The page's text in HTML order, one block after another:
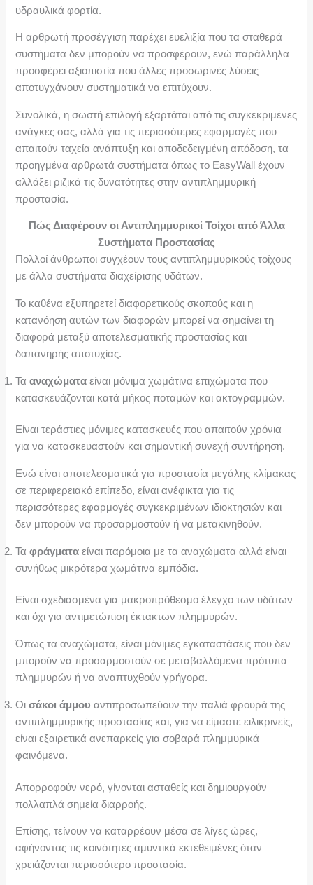
υδραυλικά φορτία.
Η αρθρωτή προσέγγιση παρέχει ευελιξία που τα σταθερά
συστήματα δεν μπορούν να προσφέρουν, ενώ παράλληλα
προσφέρει αξιοπιστία που άλλες προσωρινές λύσεις
αποτυγχάνουν συστηματικά να επιτύχουν.
Συνολικά, η σωστή επιλογή εξαρτάται από τις συγκεκριμένες
ανάγκες σας, αλλά για τις περισσότερες εφαρμογές που
απαιτούν ταχεία ανάπτυξη και αποδεδειγμένη απόδοση, τα
προηγμένα αρθρωτά συστήματα όπως το EasyWall έχουν
αλλάξει ριζικά τις δυνατότητες στην αντιπλημμυρική
προστασία.
Πώς Διαφέρουν οι Αντιπλημμυρικοί Τοίχοι από Άλλα
Συστήματα Προστασίας
Πολλοί άνθρωποι συγχέουν τους αντιπλημμυρικούς τοίχους
με άλλα συστήματα διαχείρισης υδάτων.
Το καθένα εξυπηρετεί διαφορετικούς σκοπούς και η
κατανόηση αυτών των διαφορών μπορεί να σημαίνει τη
διαφορά μεταξύ αποτελεσματικής προστασίας και
δαπανηρής αποτυχίας.
Τααναχώματα είναι μόνιμα χωμάτινα επιχώματα που
κατασκευάζονται κατά μήκος ποταμών και ακτογραμμών.
Είναι τεράστιες μόνιμες κατασκευές που απαιτούν χρόνια
για να κατασκευαστούν και σημαντική συνεχή συντήρηση.
Ενώ είναι αποτελεσματικά για προστασία μεγάλης κλίμακας
σε περιφερειακό επίπεδο, είναι ανέφικτα για τις
περισσότερες εφαρμογές συγκεκριμένων ιδιοκτησιών και
δεν μπορούν να προσαρμοστούν ή να μετακινηθούν.
Ταφράγματα είναι παρόμοια με τα αναχώματα αλλά είναι
συνήθως μικρότερα χωμάτινα εμπόδια.
Είναι σχεδιασμένα για μακροπρόθεσμο έλεγχο των υδάτων
και όχι για αντιμετώπιση έκτακτων πλημμυρών.
Όπως τα αναχώματα, είναι μόνιμες εγκαταστάσεις που δεν
μπορούν να προσαρμοστούν σε μεταβαλλόμενα πρότυπα
πλημμυρών ή να αναπτυχθούν γρήγορα.
Οισάκοι άμμου αντιπροσωπεύουν την παλιά φρουρά της
αντιπλημμυρικής προστασίας και, για να είμαστε ειλικρινείς,
είναι εξαιρετικά ανεπαρκείς για σοβαρά πλημμυρικά
φαινόμενα.
Απορροφούν νερό, γίνονται ασταθείς και δημιουργούν
πολλαπλά σημεία διαρροής.
Επίσης, τείνουν να καταρρέουν μέσα σε λίγες ώρες,
αφήνοντας τις κοινότητες αμυντικά εκτεθειμένες όταν
χρειάζονται περισσότερο προστασία.